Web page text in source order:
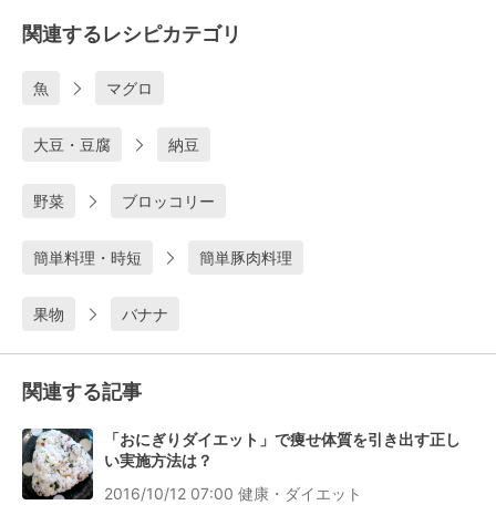
関連するレシピカテゴリ
魚 マグロ
大豆・豆腐 納豆
野菜 ブロッコリー
簡単料理・時短 簡単豚肉料理
果物 バナナ
関連する記事
「おにぎりダイエット」で痩せ体質を引き出す正し
い実施方法は？
2016/10/12 07:00 健康・ダイエット